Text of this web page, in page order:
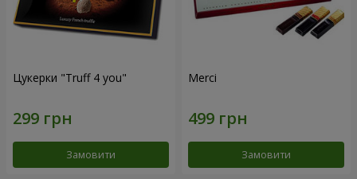
Цукерки "Truff 4 you"
Замовити
Merci
Замовити